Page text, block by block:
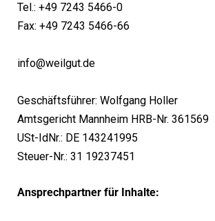
Tel.: +49 7243 5466-0
Fax: +49 7243 5466-66
info@weilgut.de
Geschäftsführer: Wolfgang Holler
Amtsgericht Mannheim HRB-Nr. 361569
USt-IdNr.: DE 143241995
Steuer-Nr.: 31 19237451
Ansprechpartner für Inhalte: